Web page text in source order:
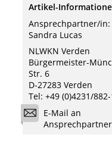
Artikel-
Ansprechpartner/in:
Sandra Lucas
NLWKN Verden
Bürgermeister-
Str. 6
D-27283 Verden
Tel: +49 (0)4231/
E-Mail an